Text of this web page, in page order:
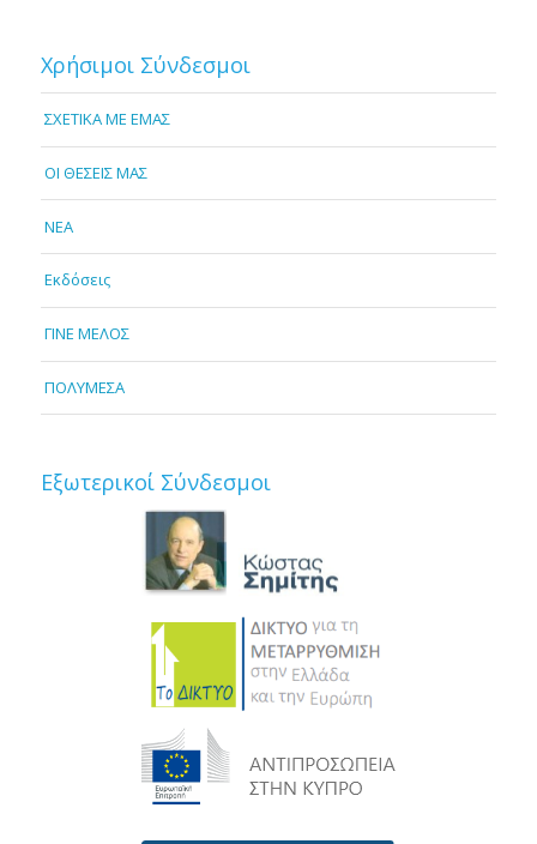
Χρήσιμοι Σύνδεσμοι
ΣΧΕΤΙΚΑ ΜΕ ΕΜΑΣ
OI ΘΕΣΕΙΣ ΜΑΣ
NEA
Εκδόσεις
ΓΙΝΕ ΜΕΛΟΣ
ΠΟΛΥΜΕΣΑ
Εξωτερικοί Σύνδεσμοι